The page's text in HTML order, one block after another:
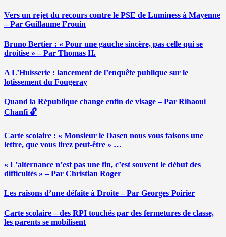
Vers un rejet du recours contre le PSE de Luminess à Mayenne
– Par Guillaume Frouin
Bruno Bertier : « Pour une gauche sincère, pas celle qui se
droitise » – Par Thomas H.
A L’Huisserie : lancement de l’enquête publique sur le
lotissement du Fougeray
Quand la République change enfin de visage – Par Rihaoui
Chanfi 🔓
Carte scolaire : « Monsieur le Dasen nous vous faisons une
lettre, que vous lirez peut-être » …
« L’alternance n’est pas une fin, c’est souvent le début des
difficultés » – Par Christian Roger
Les raisons d’une défaite à Droite – Par Georges Poirier
Carte scolaire – des RPI touchés par des fermetures de classe,
les parents se mobilisent